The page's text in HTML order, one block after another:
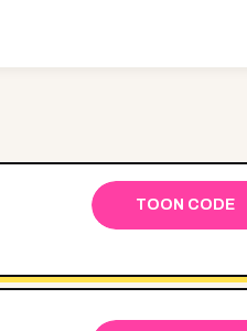
TOON CODE